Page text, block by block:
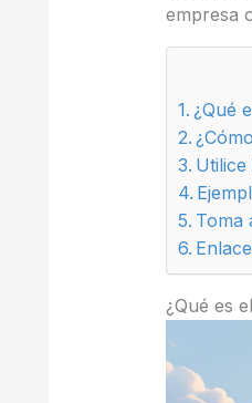
empresa
¿Qué
Utilice
Toma
¿Qué es